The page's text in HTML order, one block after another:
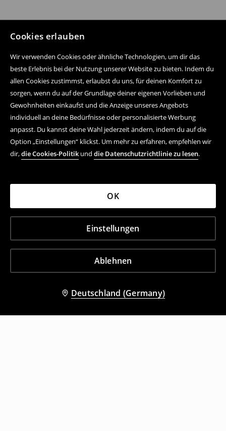
Cookies erlauben
Wir verwenden Cookies oder ähnliche Technologien, um dir das
beste Erlebnis bei der Nutzung unserer Website zu bieten. Indem du
allen Cookies zustimmst, erlaubst du uns, für deinen Komfort zu
sorgen, wenn du auf der Grundlage deiner eigenen Vorlieben und
Gewohnheiten einkaufst und die Anzeige unseres Angebots
individuell an deine Bedürfnisse oder personalisierte Werbung
anpasst. Du kannst deine Wahl jederzeit ändern, indem du auf die
Option „Einstellungen“ klickst. Um mehr zu erfahren, empfehlen wir
dir,die Cookies-Politik und die Datenschutzrichtlinie zu lesen.
Ablehnen
Einstellungen
OK
Deutschland (Germany)